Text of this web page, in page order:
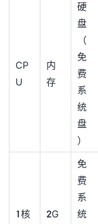
CP
U
内
存
硬
盘
（
免
费
系
统
盘
）
1核 2G
免
费
系
统